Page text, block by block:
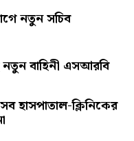
নতুন সচিব
বাহিনী এসআরবি
হাসপাতাল-ক্লিনিকের